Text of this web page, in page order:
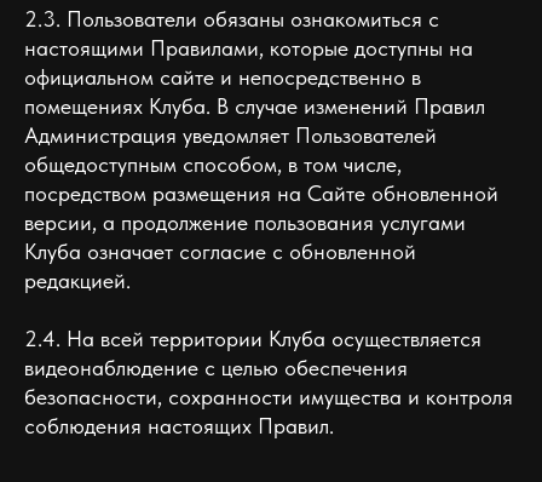
2.3. Пользователи обязаны ознакомиться с
настоящими Правилами, которые доступны на
официальном сайте и непосредственно в
помещениях Клуба. В случае изменений Правил
Администрация уведомляет Пользователей
общедоступным способом, в том числе,
посредством размещения на Сайте обновленной
версии, а продолжение пользования услугами
Клуба означает согласие с обновленной
редакцией.
2.4. На всей территории Клуба осуществляется
видеонаблюдение с целью обеспечения
безопасности, сохранности имущества и контроля
соблюдения настоящих Правил.